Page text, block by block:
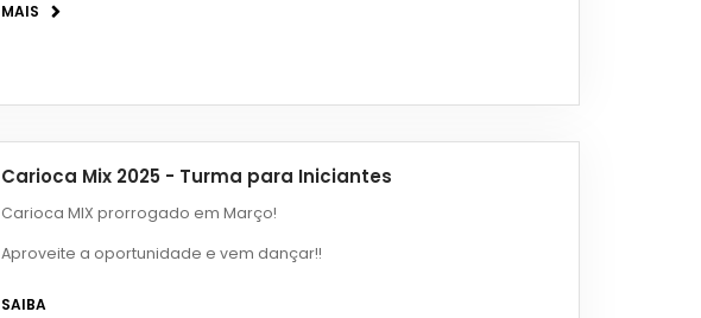
MAIS
Carioca Mix 2025 - Turma para Iniciantes
Carioca MIX prorrogado em Março!
Aproveite a oportunidade e vem dançar!!
SAIBA